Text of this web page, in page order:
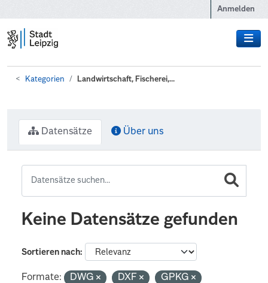
Anmelden
Kategorien Landwirtschaft, Fischerei,...
Datensätze Über uns
Keine Datensätze gefunden
Sortieren nach
Formate: DWG DXF
GPKG